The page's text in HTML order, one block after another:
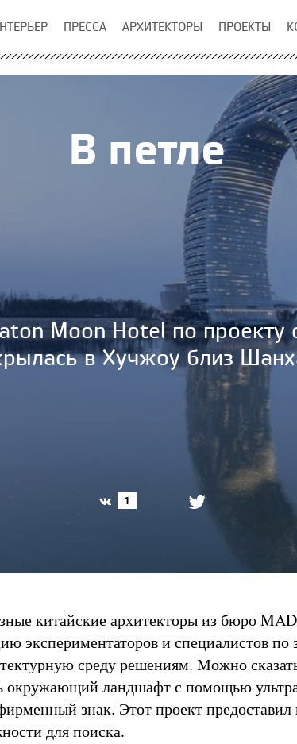
ПРЕССА АРХИТЕКТОРЫ ПРОЕКТЫ
В петле
Moon Hotel по проекту
в Хучжоу близ
1
китайские архитекторы из бюро
экспериментаторов и специалистов по
среду решениям. Можно
окружающий ландшафт с помощью
знак. Этот проект предоставил
для поиска.